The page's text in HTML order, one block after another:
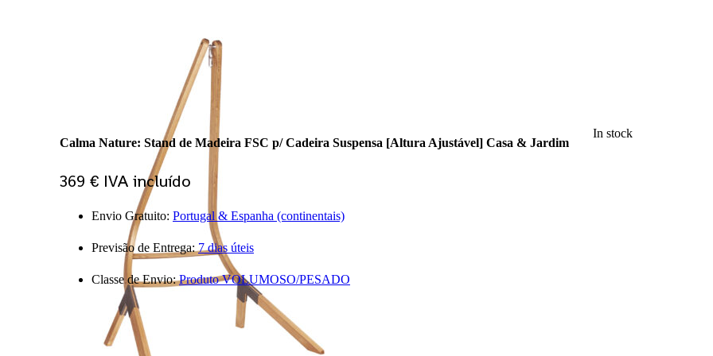
Log In
Products search
Ligue-nos
Calma Nature: Stand de Madeira FSC p/ Cadeira Suspensa [Altura Ajustável] Casa & Jardim
369 € IVA incluído
Envio Gratuito: Portugal & Espanha (continentais)
Previsão de Entrega:7 dias úteis
Classe de Envio:Produto VOLUMOSO/PESADO
In stock